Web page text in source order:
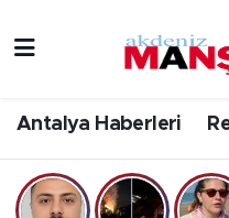
Antalya Haberleri
Bilim & Teknoloji
Eğitim
Antalya Hava
Antalya Namaz